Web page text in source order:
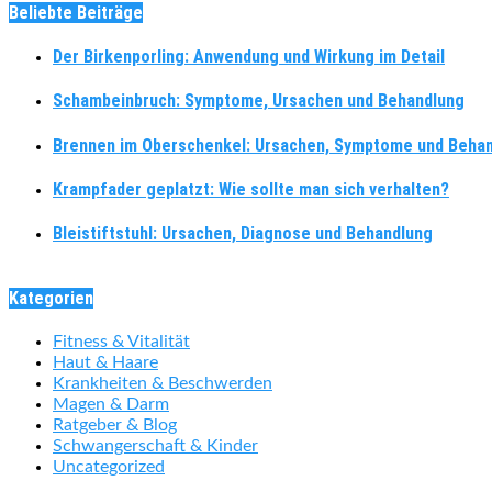
Beliebte Beiträge
Der Birkenporling: Anwendung und Wirkung im Detail
Schambeinbruch: Symptome, Ursachen und Behandlung
Brennen im Oberschenkel: Ursachen, Symptome und
Krampfader geplatzt: Wie sollte man sich verhalten?
Bleistiftstuhl: Ursachen, Diagnose und Behandlung
Kategorien
Fitness & Vitalität
Haut & Haare
Krankheiten & Beschwerden
Magen & Darm
Ratgeber & Blog
Schwangerschaft & Kinder
Uncategorized